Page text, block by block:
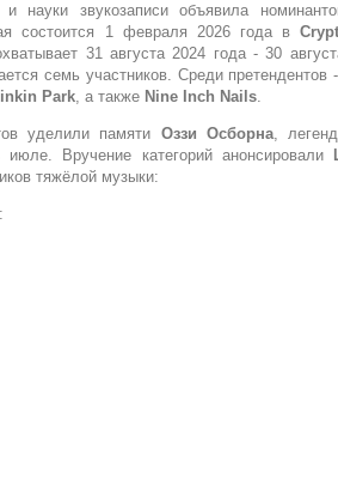
науки звукозаписи объявила
состоится 1 февраля 2026 года в
31 августа 2024 года - 30
семь участников. Среди претендентов -
Park, а также Nine Inch Nails.
уделили памяти Оззи Осборна,
Вручение категорий анонсировали
тяжёлой музыки: